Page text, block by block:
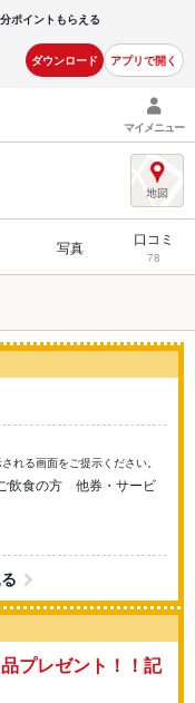
ポイントもらえる
ダウンロード アプリで開く
マイメニュー
写真 口コミ
78
れる画面をご提示ください。
食の方 他券・サービ
プレゼント！！記